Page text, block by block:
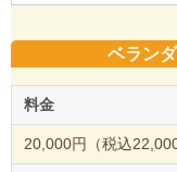
ベラン
料金
20,000円（税込